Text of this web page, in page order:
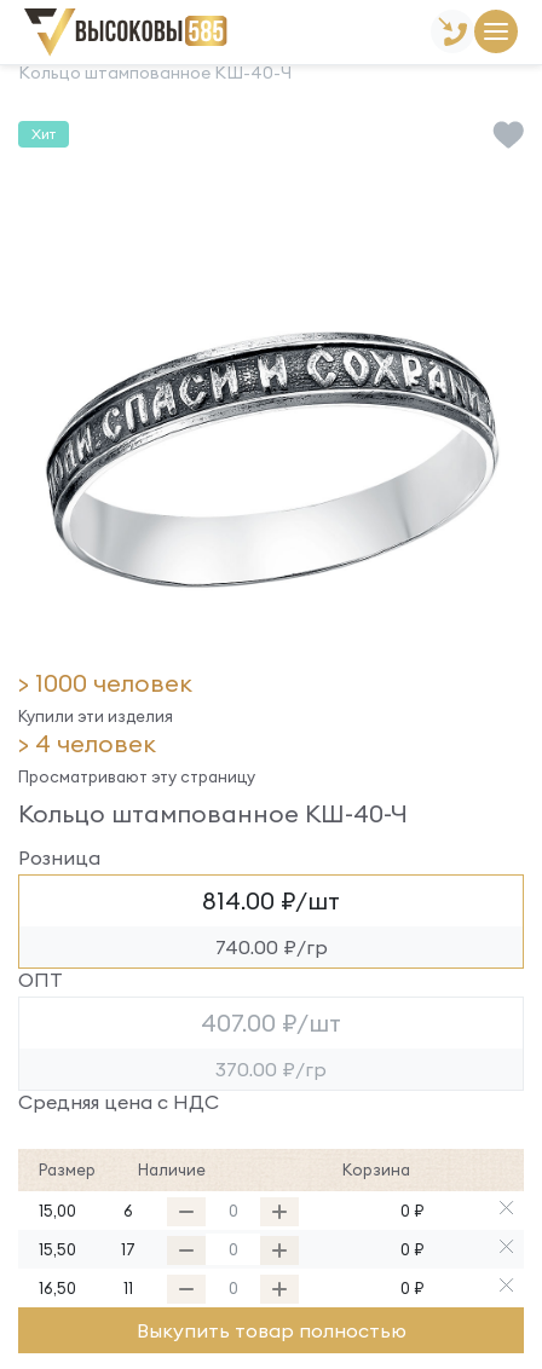
Главная Склад готовой продукции
Кольцо штампованное КШ-40-Ч
Хит
> 1000 человек
Купили эти изделия
> 4 человек
Просматривают эту страницу
Кольцо штампованное КШ-40-Ч
Розница
814.00 ₽/шт
740.00 ₽/гр
ОПТ
407.00 ₽/шт
370.00 ₽/гр
Средняя цена с НДС
Размер Наличие Корзина
15,00 6
0 ₽
15,50
17
0 ₽
16,50
11 0 ₽
Выкупить товар полностью